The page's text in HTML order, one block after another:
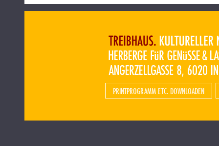
PRINTPROGRAMM ETC. DOWNLOADEN